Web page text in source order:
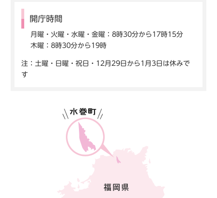
開庁時間
月曜・火曜・水曜・金曜：8時30分から17時15分
木曜：8時30分から19時
注：土曜・日曜・祝日・12月29日から1月3日は休みで
す